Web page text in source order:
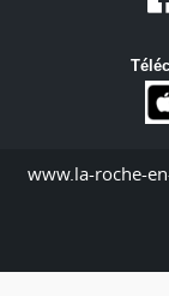
www.la-roche-